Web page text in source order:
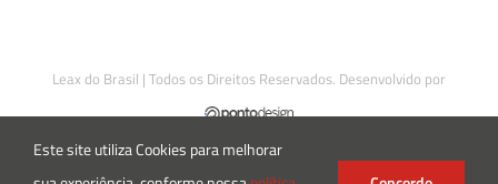
Leax do Brasil | Todos os Direitos Reservados. Desenvolvido por
Este site utiliza Cookies para melhorar